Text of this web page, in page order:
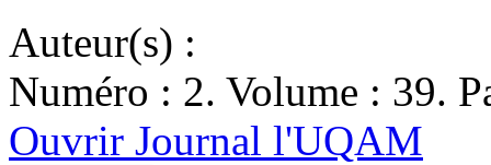
Auteur(s) :
Numéro : 2. Volume : 39.
Ouvrir Journal l'UQAM